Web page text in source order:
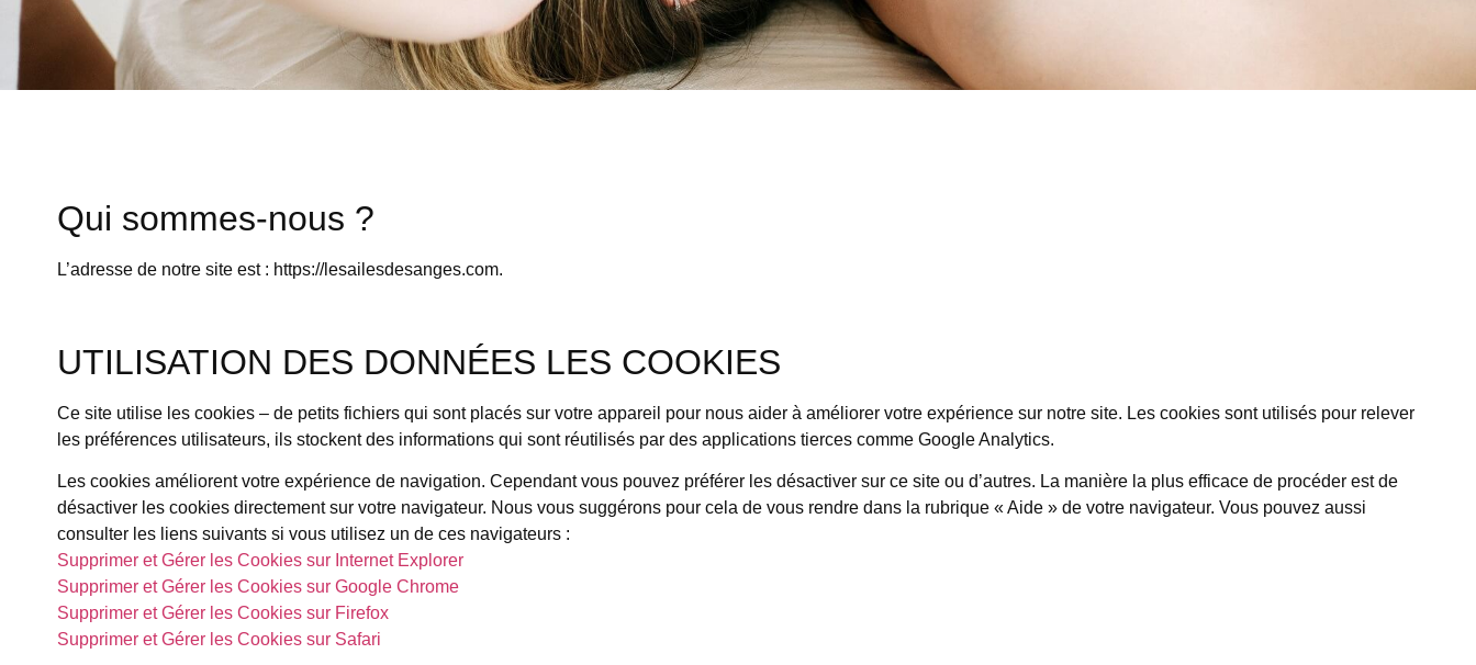
Qui sommes-nous ?
L’adresse de notre site est : https://lesailesdesanges.com.
UTILISATION DES DONNÉES LES COOKIES
Ce site utilise les cookies – de petits fichiers qui sont placés sur votre appareil pour nous aider à améliorer votre expérience sur notre site. Les cookies sont utilisés pour relever
les préférences utilisateurs, ils stockent des informations qui sont réutilisés par des applications tierces comme Google Analytics.
Les cookies améliorent votre expérience de navigation. Cependant vous pouvez préférer les désactiver sur ce site ou d’autres. La manière la plus efficace de procéder est de
désactiver les cookies directement sur votre navigateur. Nous vous suggérons pour cela de vous rendre dans la rubrique « Aide » de votre navigateur. Vous pouvez aussi
consulter les liens suivants si vous utilisez un de ces navigateurs :
Supprimer et Gérer les Cookies sur Internet Explorer
Supprimer et Gérer les Cookies sur Google Chrome
Supprimer et Gérer les Cookies sur Firefox
Supprimer et Gérer les Cookies sur Safari